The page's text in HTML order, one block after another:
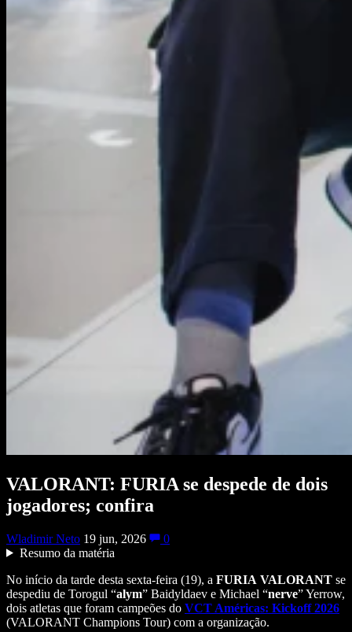
VALORANT: FURIA se despede de dois
jogadores; confira
Wladimir Neto 19 jun, 2026
0
Resumo da matéria
No início da tarde desta sexta-feira (19), a FURIA VALORANT se
despediu de Torogul “alym” Baidyldaev e Michael “nerve” Yerrow,
dois atletas que foram campeões do VCT Américas: Kickoff 2026
(VALORANT Champions Tour) com a organização.